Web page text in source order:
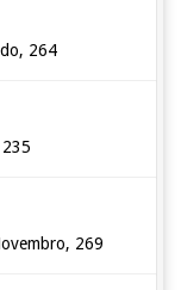
264
269